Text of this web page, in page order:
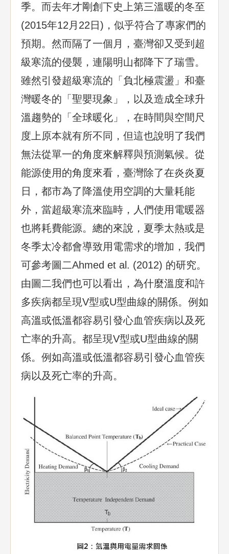
季。而去年才剛創下史上第三溫暖的冬至
(2015年12月22日)，似乎符合了專家們的
預期。然而隔了一個月，臺灣卻又受到超
級寒流的侵襲，連陽明山都降下了瑞雪。
雖然引發超級寒流的「負北極震盪」和臺
灣暖冬的「聖嬰現象」，以及造成全球升
溫趨勢的「全球暖化」，在時間與空間尺
度上原本就有所不同，但這也說明了我們
無法從單一的角度來解釋與預測氣候。從
能源使用的角度來看，臺灣除了在炎炎夏
日，都市為了降溫使用空調的大量耗能
外，當超級寒流來臨時，人們使用電暖器
也將耗費能源。總的來說，夏季太熱或是
冬季太冷都會導致用電需求的增加，我們
可參考圖二Ahmed et al. (2012) 的研究。
由圖二我們也可以看出，為什麼溫度和許
多疾病都呈現V型或U型曲線的關係。例如
高溫或低溫都容易引發心血管疾病以及死
亡率的升高。都呈現V型或U型曲線的關
係。例如高溫或低溫都容易引發心血管疾
病以及死亡率的升高。